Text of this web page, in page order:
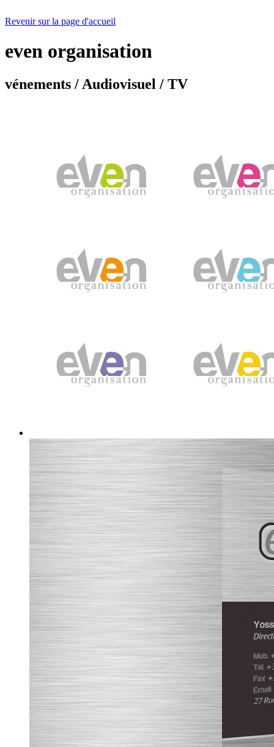
Revenir sur la page d'accueil
even organisation
vénements / Audiovisuel / TV